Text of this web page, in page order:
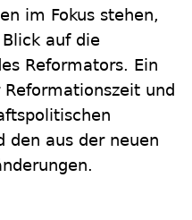
im Fokus stehen,
auf die
Reformators. Ein
und
den aus der neuen